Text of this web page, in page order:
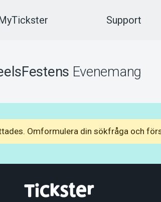
Support
Evenemang
Omformulera din sökfråga och